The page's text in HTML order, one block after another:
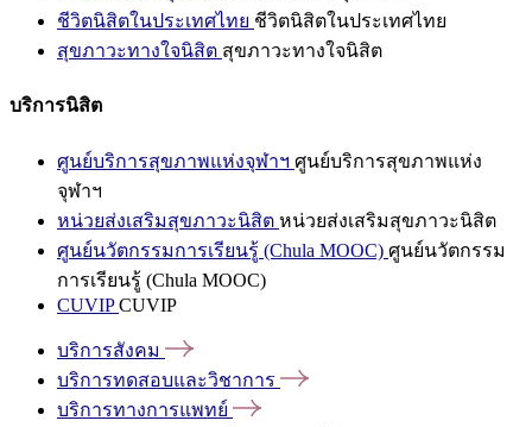
ชีวิตนิสิตในประเทศไทย ชีวิตนิสิตในประเทศไทย
สุขภาวะทางใจนิสิต สุขภาวะทางใจนิสิต
บริการนิสิต
ศูนย์บริการสุขภาพแห่งจุฬาฯ ศูนย์บริการสุขภาพแห่ง
จุฬาฯ
หน่วยส่งเสริมสุขภาวะนิสิต หน่วยส่งเสริมสุขภาวะนิสิต
ศูนย์นวัตกรรมการเรียนรู้ (Chula MOOC) ศูนย์นวัตกรรม
การเรียนรู้ (Chula MOOC)
CUVIPCUVIP
บริการสังคม
บริการทดสอบและวิชาการ
บริการทางการแพทย์